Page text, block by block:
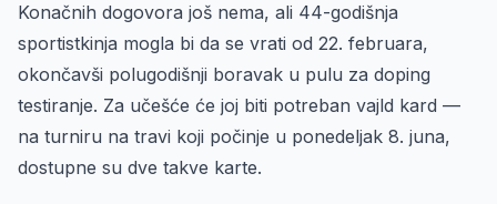
Konačnih dogovora još nema, ali 44-godišnja
sportistkinja mogla bi da se vrati od 22. februara,
okončavši polugodišnji boravak u pulu za doping
testiranje. Za učešće će joj biti potreban vajld kard —
na turniru na travi koji počinje u ponedeljak 8. juna,
dostupne su dve takve karte.